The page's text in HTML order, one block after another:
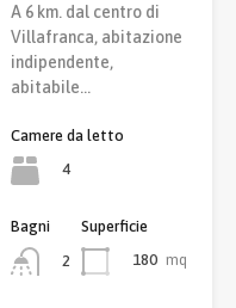
A 6 km. dal centro di
Villafranca, abitazione
indipendente,
abitabile…
Camere da letto
4
Bagni
2
Superficie
180 mq